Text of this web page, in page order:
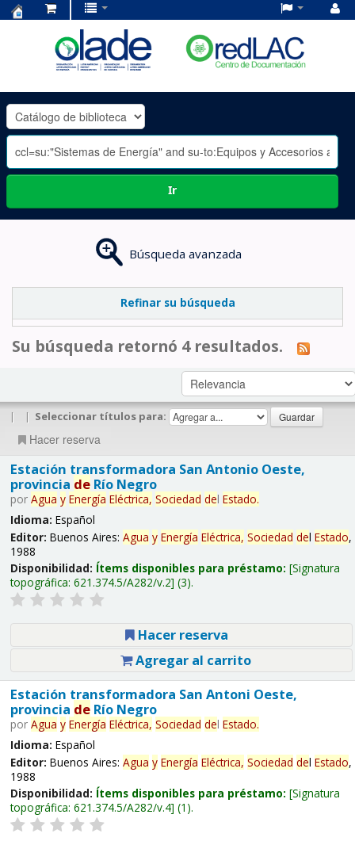
OLADE
-
Ir
Búsqueda avanzada
Refinar su búsqueda
Su búsqueda retornó 4 resultados.
| | Seleccionar títulos para:
Hacer reserva
Estación transformadora San Antonio Oeste,
provincia deRío Negro
por Agua y Energía Eléctrica, Sociedad del Estado.
Idioma: Español
Editor: Buenos Aires: Agua y Energía Eléctrica, Sociedad del Estado,
1988
Disponibilidad: Ítems disponibles para préstamo: Signatura
topográfica: 621.374.5/A282/v.2 (3).
Hacer reserva
Agregar al carrito
Estación transformadora San Antoni Oeste,
provincia deRío Negro
por Agua y Energía Eléctrica, Sociedad del Estado.
Idioma: Español
Editor: Buenos Aires: Agua y Energía Eléctrica, Sociedad del Estado,
1988
Disponibilidad: Ítems disponibles para préstamo: Signatura
topográfica: 621.374.5/A282/v.4 (1).